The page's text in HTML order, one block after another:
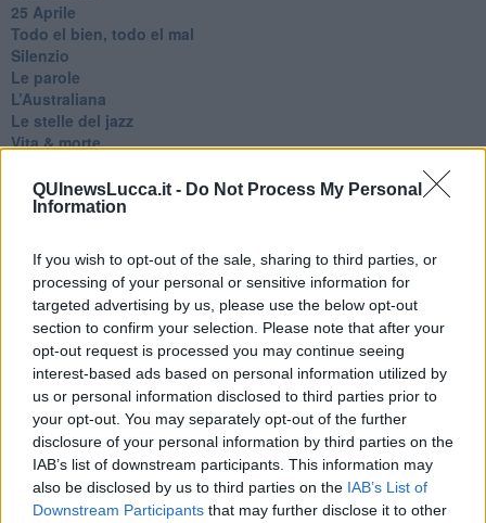
QUInewsLucca.it - Do Not Process My Personal
Information
If you wish to opt-out of the sale, sharing to third parties, or
processing of your personal or sensitive information for
targeted advertising by us, please use the below opt-out
section to confirm your selection. Please note that after your
opt-out request is processed you may continue seeing
interest-based ads based on personal information utilized by
us or personal information disclosed to third parties prior to
your opt-out. You may separately opt-out of the further
disclosure of your personal information by third parties on the
IAB’s list of downstream participants. This information may
also be disclosed by us to third parties on the IAB’s List of
Downstream Participants that may further disclose it to other
25 Aprile
Todo el bien, todo el mal
Silenzio
Le parole
​L’Australiana
Le stelle del jazz
Vita & morte
Moro
Passanti
Metaverso smart
Fiamme
Anzi
Confessioni autoreferenziali
Utopie
Estate
Il lago
Il diluvio
La classe
Pensieri incoerenti
Dal balcone
Insomnia
Il guardiano